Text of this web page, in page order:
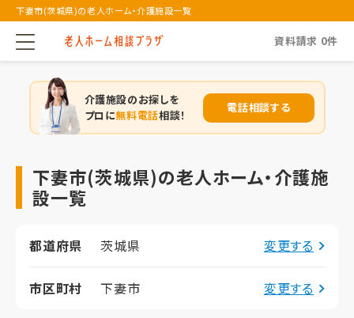
下妻市(茨城県)の老人ホーム・介護施設一覧
資料請求 0件
介護施設のお探しを
プロに無料電話相談！
電話相談する
下妻市(茨城県)の老人ホーム・介護施
設一覧
都道府県 茨城県 変更する
市区町村 下妻市 変更する